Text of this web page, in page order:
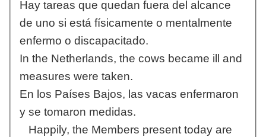
Hay tareas que quedan fuera del alcance
de uno si está físicamente o mentalmente
enfermo o discapacitado.
In the Netherlands, the cows became ill and
measures were taken.
En los Países Bajos, las vacas enfermaron
y se tomaron medidas.
Happily, the Members present today are